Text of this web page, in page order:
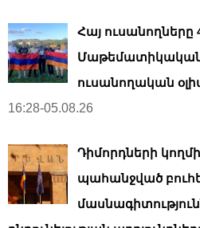
Հայ ուսանողները
Մաթեմատիկական
ուսանողական
16:28-05.08.26
Դիմորդների
պահանջված